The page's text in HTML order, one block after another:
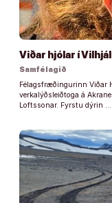
Viðar hjólar í
Samfélagið
Félagsfræðingurinn Viðar
verkalýðsleiðtoga á
Loftssonar. Fyrstu dýrin …